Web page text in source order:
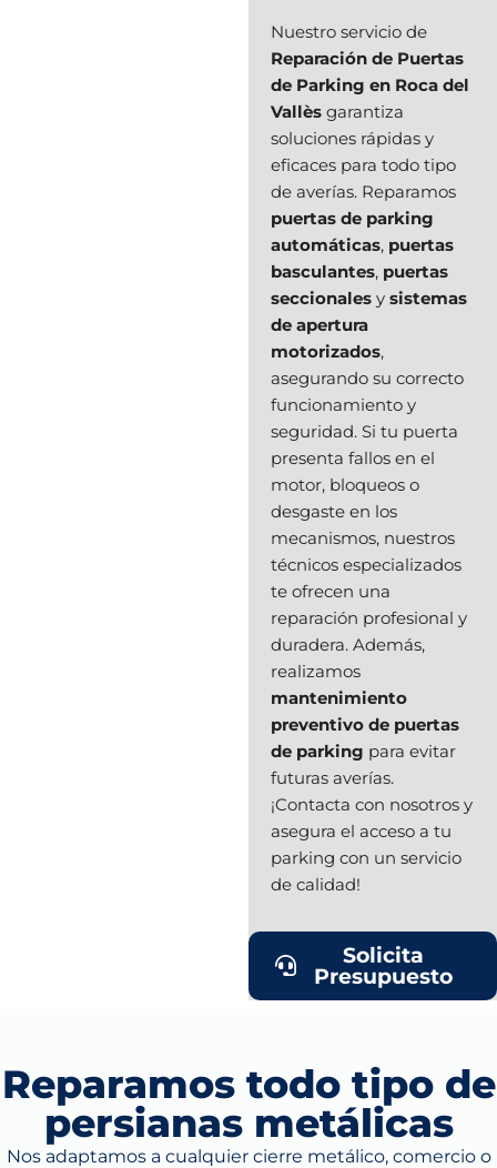
Nuestro servicio de
Reparación de Puertas
de Parking en Roca del
Vallès garantiza
soluciones rápidas y
eficaces para todo tipo
de averías. Reparamos
puertas de parking
automáticas, puertas
basculantes, puertas
seccionales y sistemas
de apertura
motorizados,
asegurando su correcto
funcionamiento y
seguridad. Si tu puerta
presenta fallos en el
motor, bloqueos o
desgaste en los
mecanismos, nuestros
técnicos especializados
te ofrecen una
reparación profesional y
duradera. Además,
realizamos
mantenimiento
preventivo de puertas
de parking para evitar
futuras averías.
¡Contacta con nosotros y
asegura el acceso a tu
parking con un servicio
de calidad!
Solicita
Presupuesto
Reparamos todo tipo de
persianas metálicas
Nos adaptamos a cualquier cierre metálico, comercio o